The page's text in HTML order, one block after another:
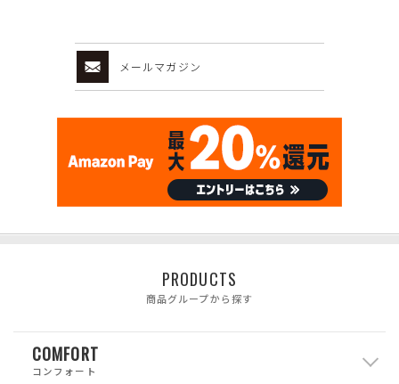
メールマガジン
PRODUCTS
商品グループから探す
COMFORT
コンフォート